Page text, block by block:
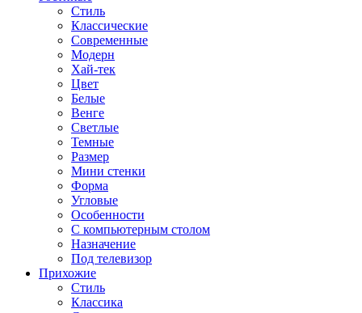
Стиль
Классические
Современные
Модерн
Хай-тек
Цвет
Белые
Венге
Светлые
Темные
Размер
Мини стенки
Форма
Угловые
Особенности
С компьютерным столом
Назначение
Под телевизор
Прихожие
Стиль
Классика